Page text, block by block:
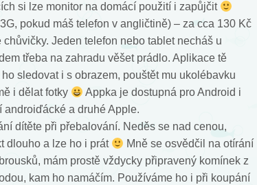
si lze monitor na domácí použití i zapůjčit
pokud máš telefon v angličtině) – za cca 130 Kč
Jeden telefon nebo tablet necháš u
třeba na zahradu věšet prádlo. Aplikace tě
sledovat i s obrazem, pouštět mu ukolébavku
i dělat fotky
Appka je dostupná pro Android i
a druhé Apple.
dítěte při přebalování. Neděs se nad cenou,
dlouho a lze ho i prát
Mně se osvědčil na otírání
mám prostě vždycky připravený komínek z
kam ho namáčím. Používáme ho i při koupání